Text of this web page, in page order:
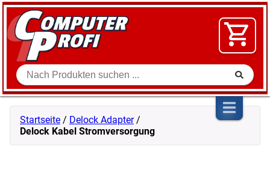
Zum Inhalt springen
Suche
SOFTWARE
VIDEO
SHOP
Startseite / Delock Adapter/
Delock Kabel Stromversorgung